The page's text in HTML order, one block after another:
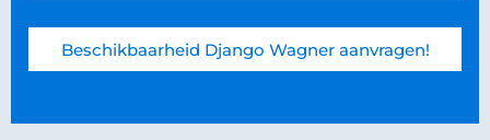
Beschikbaarheid Django Wagner aanvragen!